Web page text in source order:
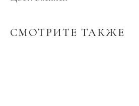
СМОТРИТЕ ТАКЖЕ